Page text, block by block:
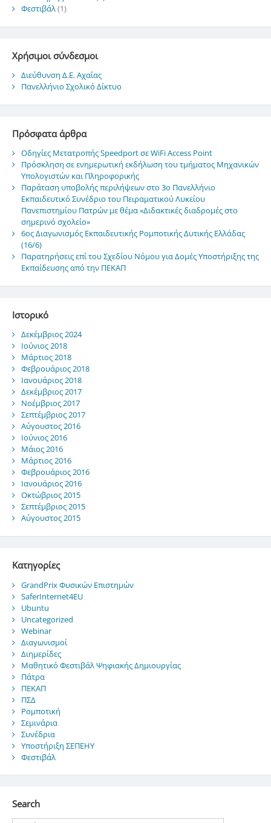
Φεστιβάλ(1)
Χρήσιμοι σύνδεσμοι
Διεύθυνση Δ.Ε. Αχαΐας
Πανελλήνιο Σχολικό Δίκτυο
Πρόσφατα άρθρα
Οδηγίες Μετατροπής Speedport σε WiFi Access Point
Πρόσκληση σε ενημερωτική εκδήλωση του τμήματος Μηχανικών
Υπολογιστών και Πληροφορικής
Παράταση υποβολής περιλήψεων στο 3ο Πανελλήνιο
Εκπαιδευτικό Συνέδριο του Πειραματικού Λυκείου
Πανεπιστημίου Πατρών με θέμα «Διδακτικές διαδρομές στο
σημερινό σχολείο»
6ος Διαγωνισμός Εκπαιδευτικής Ρομποτικής Δυτικής Ελλάδας
(16/6)
Παρατηρήσεις επί του Σχεδίου Νόμου για Δομές Υποστήριξης της
Εκπαίδευσης από την ΠΕΚΑΠ
Ιστορικό
Δεκέμβριος 2024
Ιούνιος 2018
Μάρτιος 2018
Φεβρουάριος 2018
Ιανουάριος 2018
Δεκέμβριος 2017
Νοέμβριος 2017
Σεπτέμβριος 2017
Αύγουστος 2016
Ιούνιος 2016
Μάιος 2016
Μάρτιος 2016
Φεβρουάριος 2016
Ιανουάριος 2016
Οκτώβριος 2015
Σεπτέμβριος 2015
Αύγουστος 2015
Kατηγορίες
GrandPrix Φυσικών Επιστημών
SaferInternet4EU
Ubuntu
Uncategorized
Webinar
Διαγωνισμοί
Διημερίδες
Μαθητικό Φεστιβάλ Ψηφιακής Δημιουργίας
Πάτρα
ΠΕΚΑΠ
ΠΣΔ
Ρομποτική
Σεμινάρια
Συνέδρια
Υποστήριξη ΣΕΠΕΗΥ
Φεστιβάλ
Search